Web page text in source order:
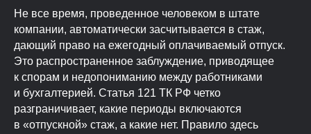
Не все время, проведенное человеком в штате
компании, автоматически засчитывается в стаж,
дающий право на ежегодный оплачиваемый отпуск.
Это распространенное заблуждение, приводящее
к спорам и недопониманию между работниками
и бухгалтерией. Статья 121 ТК РФ четко
разграничивает, какие периоды включаются
в «отпускной» стаж, а какие нет. Правило здесь